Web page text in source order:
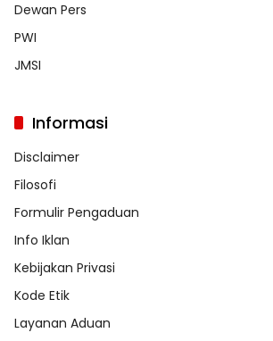
Dewan Pers
PWI
JMSI
Informasi
Disclaimer
Filosofi
Formulir Pengaduan
Info Iklan
Kebijakan Privasi
Kode Etik
Layanan Aduan